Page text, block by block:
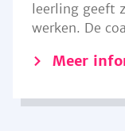
leerling geeft
werken. De
Meer